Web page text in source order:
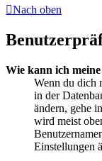
Nach oben
Wie kann ich
Wenn du dich
in der
ändern, gehe
wird meist
Einstellungen